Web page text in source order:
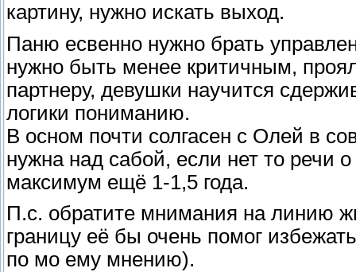
картину, нужно искать выход.
Паню есвенно нужно брать
нужно быть менее критичным,
партнеру, девушки научится
логики пониманию.
В осном почти солгасен с Олей в
нужна над сабой, если нет то речи
максимум ещё 1-1,5 года.
П.с. обратите мнимания на линию
границу её бы очень помог
по мо ему мнению).